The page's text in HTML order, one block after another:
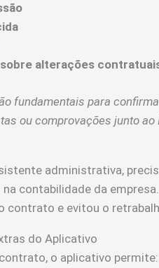
alterações
fundamentais para
ou comprovações junto ao
administrativa,
contabilidade da
contrato e evitou o
do Aplicativo
o aplicativo permite: